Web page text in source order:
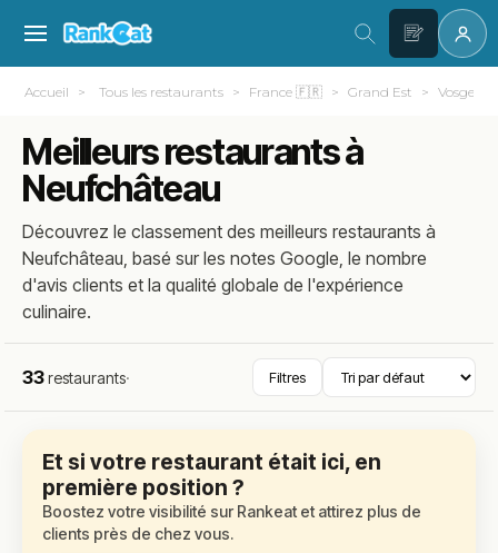
Accueil Tous les restaurants France 🇫🇷 Grand Est Vosges
Meilleurs restaurants à
Neufchâteau
Découvrez le classement des meilleurs restaurants à
Neufchâteau, basé sur les notes Google, le nombre
d'avis clients et la qualité globale de l'expérience
culinaire.
33restaurants· Filtres
Et si votre restaurant était ici, en
première position ?
Boostez votre visibilité sur Rankeat et attirez plus de
clients près de chez vous.